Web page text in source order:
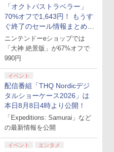
「オクトパストラベラー」
70%オフで1,643円！ もうす
ぐ終了のセール情報まとめ
【8月8日更新】
ニンテンドーeショップでは
「大神 絶景版」が67%オフで
990円
イベント
配信番組「THQ Nordicデジ
タルショーケース2026」は
本日8月8日4時より公開！
「Expeditions: Samurai」など
の最新情報を公開
イベント
エンタメ